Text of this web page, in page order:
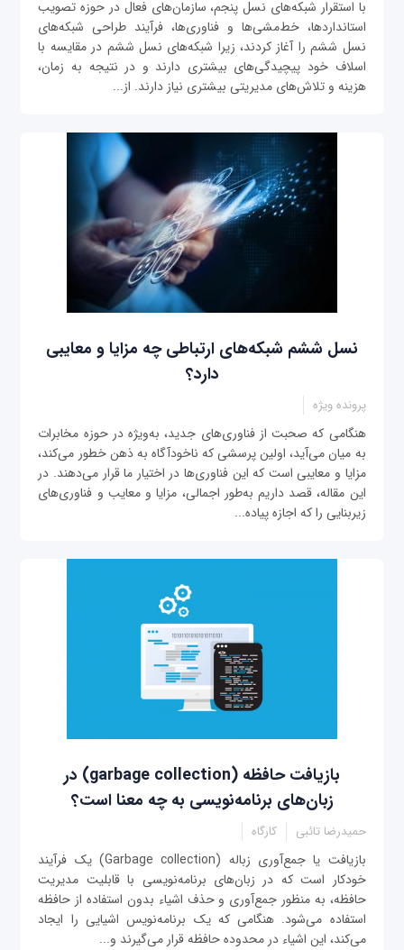
با استقرار شبکه‌های نسل پنجم، سازمان‌های فعال در حوزه تصویب
استانداردها، خط‌مشی‌ها و فناوری‌ها، فرآیند طراحی شبکه‌های
نسل ششم را آغاز کردند، زیرا شبکه‌های نسل ششم در مقایسه با
اسلاف خود پیچیدگی‌‌های بیشتری دارند و در نتیجه به زمان،
هزینه و تلاش‌های مدیریتی بیشتری نیاز دارند. از...
نسل ششم شبکه‌های ارتباطی چه مزایا و معایبی
دارد؟
پرونده ویژه
هنگامی که صحبت از فناوری‌های جدید، به‌ویژه در حوزه مخابرات
به میان می‌آید، اولین پرسشی که ناخودآگاه به ذهن خطور می‌کند،
مزایا و معایبی است که این فناوری‌ها در اختیار ما قرار می‌دهند. در
این مقاله، قصد داریم به‌طور اجمالی، مزایا و معایب و فناوری‌های
زیربنایی را که اجازه پیاده‌...
بازیافت حافظه (garbage collection) در
زبان‌های برنامه‌نویسی به چه معنا است؟
حمیدرضا تائبی کارگاه
بازیافت یا جمع‌‌آوری زباله (Garbage collection) یک فرآیند
خودکار است که در زبان‌های برنامه‌نویسی با قابلیت مدیریت
حافظه، به منظور جمع‌آوری و حذف اشیاء بدون استفاده از حافظه
استفاده می‌شود. هنگامی که یک برنامه‌نویس اشیایی را ایجاد
می‌کند، این اشیاء در محدوده حافظه قرار می‌گیرند و...